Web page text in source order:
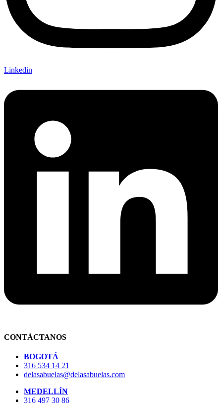
Linkedin
CONTÁCTANOS
BOGOTÁ
316 534 14 21
delasabuelas@delasabuelas.com
MEDELLÍN
316 497 30 86